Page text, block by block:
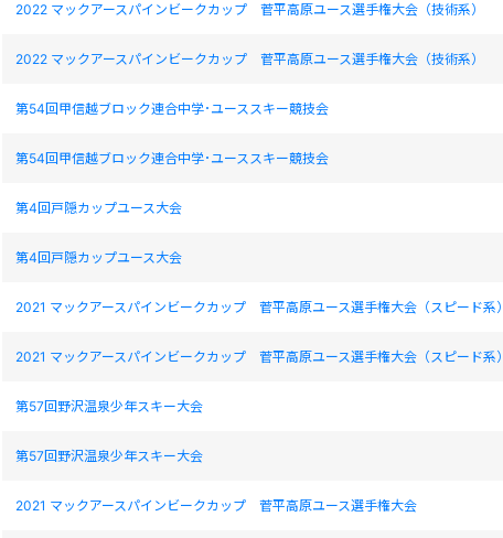
2022 マックアースパインビークカップ 菅平高原ユース選手権大会（技術系）
2022 マックアースパインビークカップ 菅平高原ユース選手権大会（技術系）
第54回甲信越ブロック連合中学･ユーススキー競技会
第54回甲信越ブロック連合中学･ユーススキー競技会
第4回戸隠カップユース大会
第4回戸隠カップユース大会
2021 マックアースパインビークカップ 菅平高原ユース選手権大会（スピード系）
2021 マックアースパインビークカップ 菅平高原ユース選手権大会（スピード系）
第57回野沢温泉少年スキー大会
第57回野沢温泉少年スキー大会
2021 マックアースパインビークカップ 菅平高原ユース選手権大会